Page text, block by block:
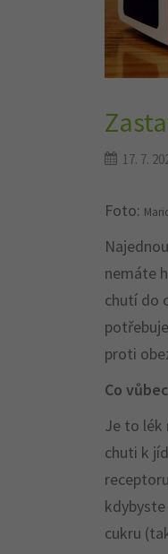
17. 7.
Foto:
nemáte
chutí do
proti
Co
Je to lék
chuti k
cukru